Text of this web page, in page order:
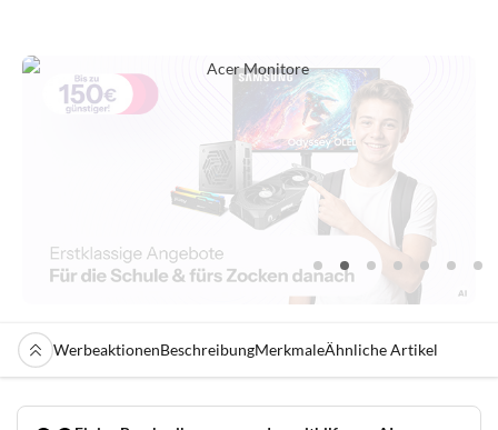
WerbeaktionenBeschreibungMerkmaleÄhnliche Artikel